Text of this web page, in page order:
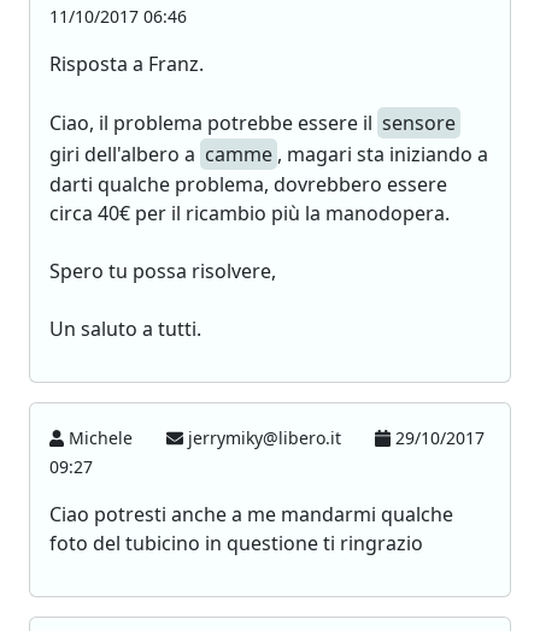
11/10/2017 06:46
Risposta a Franz.
Ciao, il problema potrebbe essere il sensore
giri dell'albero a camme , magari sta iniziando a
darti qualche problema, dovrebbero essere
circa 40€ per il ricambio più la manodopera.
Spero tu possa risolvere,
Un saluto a tutti.
Michele jerrymiky@libero.it
29/10/2017
09:27
Ciao potresti anche a me mandarmi qualche
foto del tubicino in questione ti ringrazio